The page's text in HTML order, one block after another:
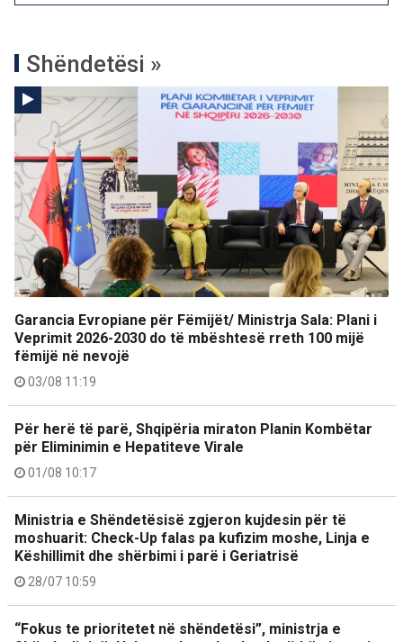
Shëndetësi »
Garancia Evropiane për Fëmijët/ Ministrja Sala: Plani i
Veprimit 2026-2030 do të mbështesë rreth 100 mijë
fëmijë në nevojë
03/08 11:19
Për herë të parë, Shqipëria miraton Planin Kombëtar
për Eliminimin e Hepatiteve Virale
01/08 10:17
Ministria e Shëndetësisë zgjeron kujdesin për të
moshuarit: Check-Up falas pa kufizim moshe, Linja e
Këshillimit dhe shërbimi i parë i Geriatrisë
28/07 10:59
“Fokus te prioritetet në shëndetësi”, ministrja e